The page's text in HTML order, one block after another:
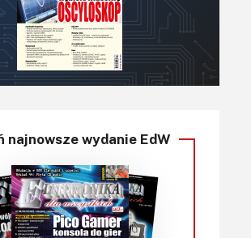
najnowsze wydanie EdW